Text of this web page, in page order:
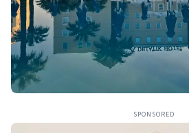
SPONSORED